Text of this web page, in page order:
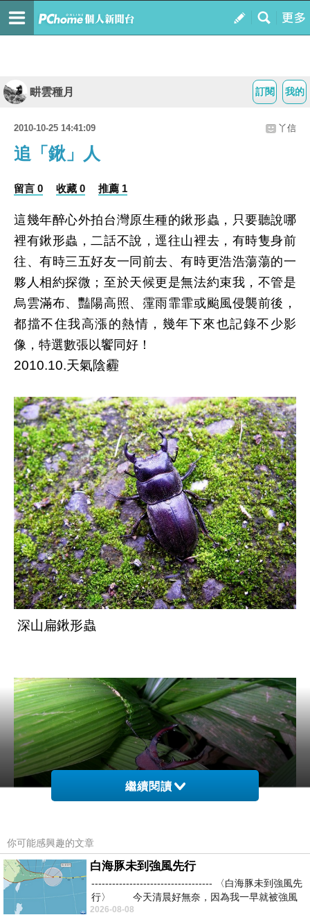
我的
訂閱
畊雲種月
2010-10-25 14:41:09 丫信
追「鍬」人
留言 0 收藏 0 推薦 1
這幾年醉心外拍台灣原生種的鍬形蟲，只要聽說哪
裡有鍬形蟲，二話不說，逕往山裡去，有時隻身前
往、有時三五好友一同前去、有時更浩浩蕩蕩的一
夥人相約探微；至於天候更是無法約束我，不管是
烏雲滿布、豔陽高照、霪雨霏霏或颱風侵襲前後，
都擋不住我高漲的熱情，幾年下來也記錄不少影
像，特選數張以饗同好！
2010.10.天氣陰霾
深山扁鍬形蟲
姬深山鍬形蟲
繼續閱讀
你可能感興趣的文章
白海豚未到強風先行
----------------------------------- 〈白海豚未到強風先
行〉 今天清晨好無奈，因為我一早就被強風
2026-08-08